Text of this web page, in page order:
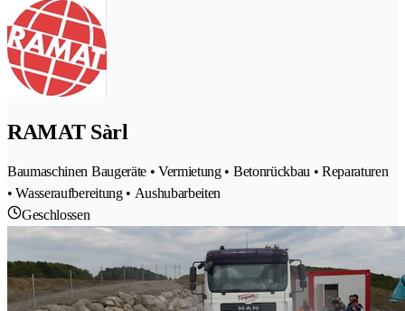
RAMAT Sàrl
Baumaschinen Baugeräte • Vermietung • Betonrückbau • Reparaturen
• Wasseraufbereitung • Aushubarbeiten
Geschlossen